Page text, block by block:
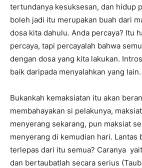
tertundanya kesuksesan, dan hidup
boleh jadi itu merupakan buah dari
dosa kita dahulu. Anda percaya? Itu
percaya, tapi percayalah bahwa
dengan dosa yang kita lakukan.
baik daripada menyalahkan yang lain.
Bukankah kemaksiatan itu akan
membahayakan si pelakunya,
menyerang sekarang, pun maksiat
menyerang di kemudian hari. Lantas
terlepas dari itu semua? Caranya
dan bertaubatlah secara serius